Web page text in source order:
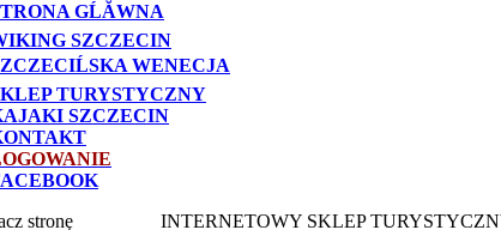
GĹĂWNA
SZCZECIN
WENECJA
TURYSTYCZNY
SZCZECIN
stronę
INTERNETOWY SKLEP